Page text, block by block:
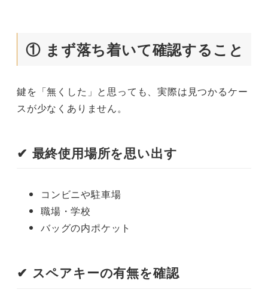
① まず落ち着いて確認すること
鍵を「無くした」と思っても、実際は見つかるケー
スが少なくありません。
✔ 最終使用場所を思い出す
コンビニや駐車場
職場・学校
バッグの内ポケット
✔ スペアキーの有無を確認